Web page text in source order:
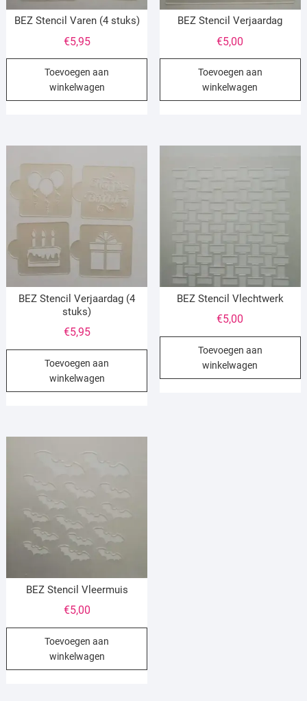
BEZ Stencil Varen (4 stuks)
€5,95
Toevoegen aan
winkelwagen
BEZ Stencil Verjaardag
€5,00
Toevoegen aan
winkelwagen
BEZ Stencil Verjaardag (4
stuks)
€5,95
Toevoegen aan
winkelwagen
BEZ Stencil Vlechtwerk
€5,00
Toevoegen aan
winkelwagen
BEZ Stencil Vleermuis
€5,00
Toevoegen aan
winkelwagen